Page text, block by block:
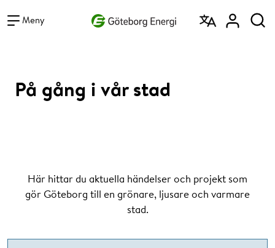
Meny
På gång i vår stad
Här hittar du aktuella händelser och projekt som
gör Göteborg till en grönare, ljusare och varmare
stad.